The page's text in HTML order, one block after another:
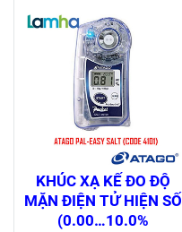
KHÚC XẠ KẾ ĐO ĐỘ
MẶN ĐIỆN TỬ HIỆN SỐ
(0.00…10.0%